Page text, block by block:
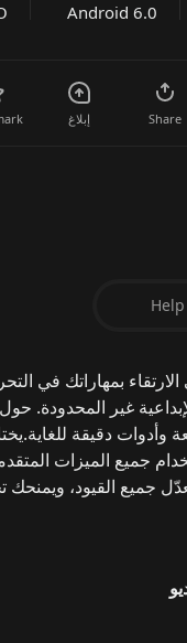
Android 6.0
Share إبلاغ
Help
بمهاراتك في
غير المحدودة. حول VSCO مهكر كل شيء مفتوح من ميديا فاير
وأدوات دقيقة للغاية.
جميع القيود، ويمنحك
صورك، فإن